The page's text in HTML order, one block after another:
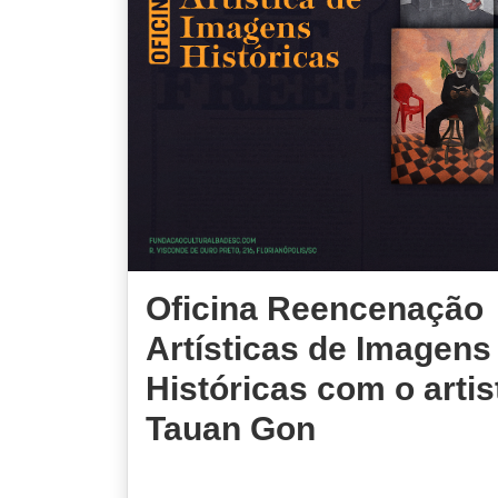
Oficina Reencenação
Artísticas de Imagens
Históricas com o
Tauan Gon